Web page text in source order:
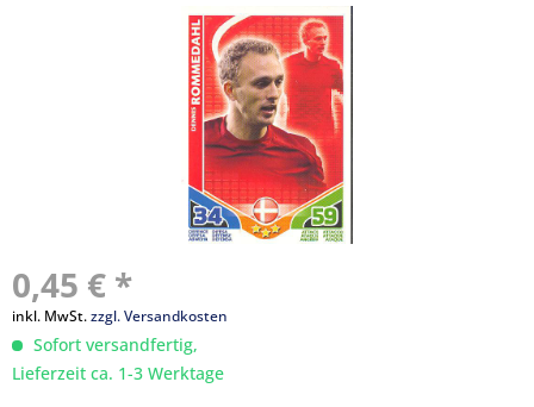
0,45 € *
inkl. MwSt.zzgl. Versandkosten
Sofort versandfertig,
Lieferzeit ca. 1-3 Werktage